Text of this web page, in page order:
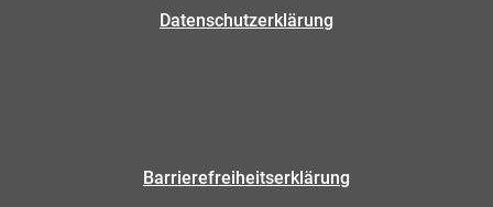
Datenschutzerklärung
Barrierefreiheitserklärung